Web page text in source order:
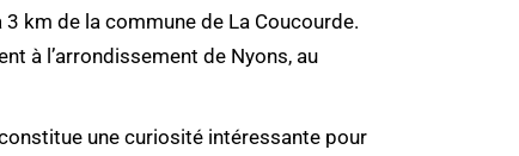
km de la commune de La Coucourde.
à l’arrondissement de Nyons, au
une curiosité intéressante pour